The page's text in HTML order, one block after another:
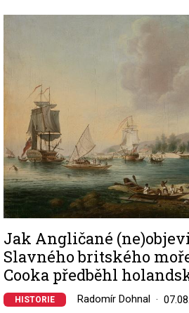
Jak Angličané
Slavného britského
Cooka předběhl
HISTORIE Radomír Dohnal